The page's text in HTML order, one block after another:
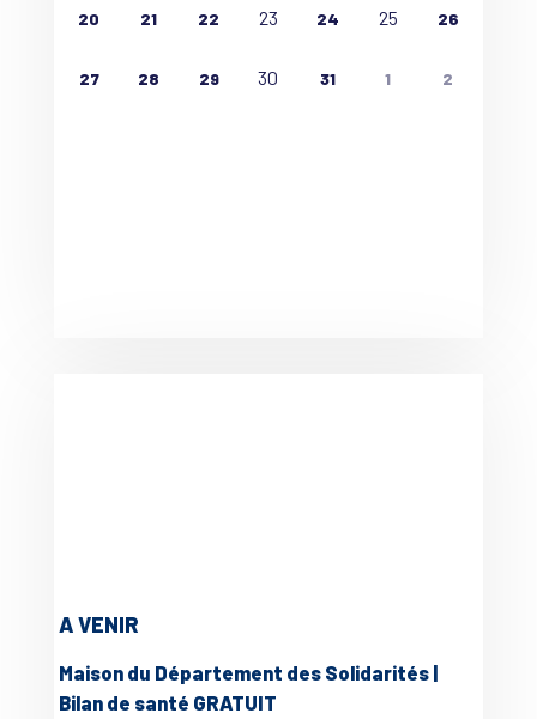
20 21 22 23 24 25 26
27 28 29 30 31 1 2
A VENIR
Maison du Département des Solidarités |
Bilan de santé GRATUIT